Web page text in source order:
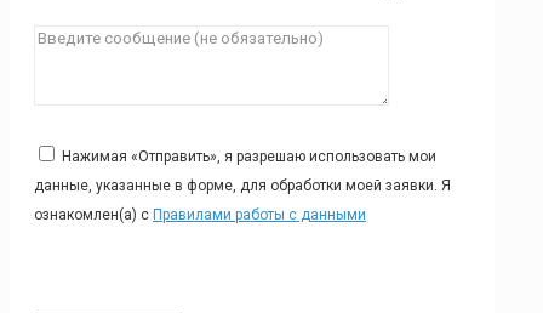
Нажимая «Отправить», я разрешаю использовать мои
данные, указанные в форме, для обработки моей заявки. Я
ознакомлен(а) с Правилами работы с данными